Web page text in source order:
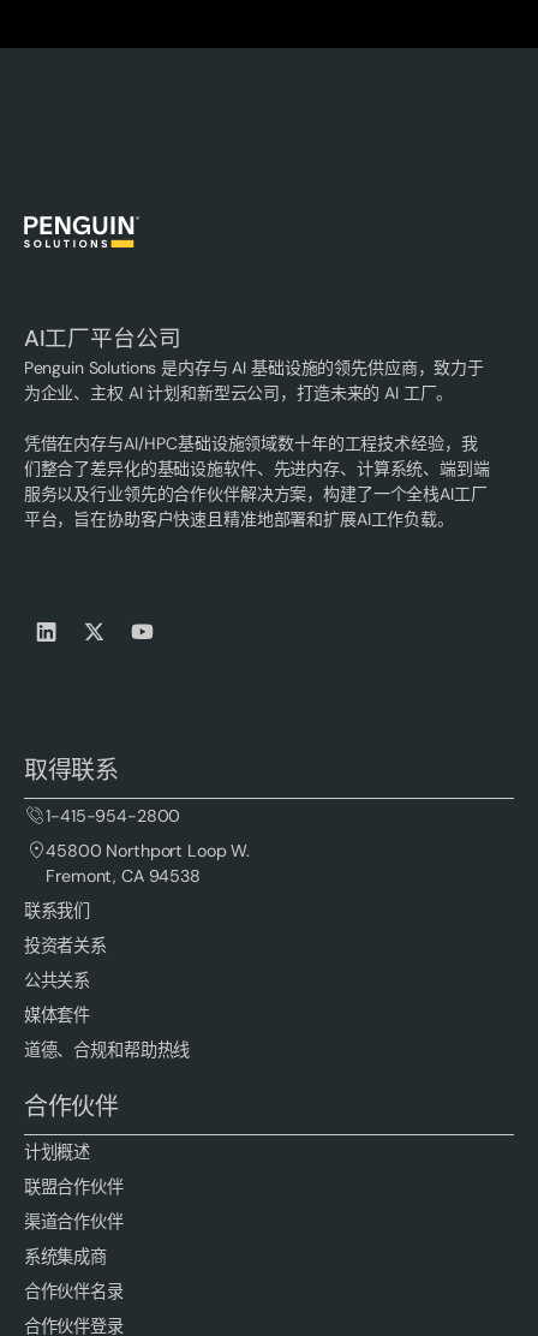
AI工厂平台公司
Penguin Solutions 是内存与 AI 基础设施的领先供应商，致力于
为企业、主权 AI 计划和新型云公司，打造未来的 AI 工厂。
凭借在内存与AI/HPC基础设施领域数十年的工程技术经验，我
们整合了差异化的基础设施软件、先进内存、计算系统、端到端
服务以及行业领先的合作伙伴解决方案，构建了一个全栈AI工厂
平台，旨在协助客户快速且精准地部署和扩展AI工作负载。
取得联系
1-415-954-2800
45800 Northport Loop W.
Fremont, CA 94538
联系我们
投资者关系
公共关系
媒体套件
道德、合规和帮助热线
合作伙伴
计划概述
联盟合作伙伴
渠道合作伙伴
系统集成商
合作伙伴名录
合作伙伴登录